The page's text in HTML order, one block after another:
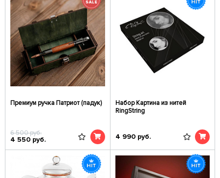
Премиум ручка Патриот (падук)
6 500руб.
4 550 руб.
Набор Картина из нитей
RingString
4 990 руб.